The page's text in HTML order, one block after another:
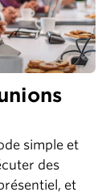
simple et
des
et